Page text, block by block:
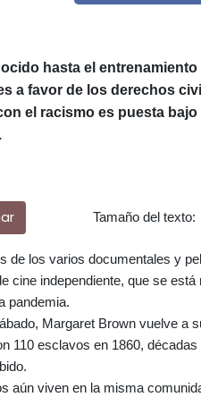
hasta el entrenamiento
a favor de los derechos
el racismo es puesta bajo
Tamaño del texto:
de los varios documentales y
cine independiente, que se
pandemia.
Margaret Brown vuelve a
110 esclavos en 1860,
aún viven en la misma